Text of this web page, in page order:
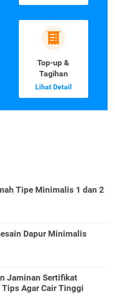
Top-up &
Tagihan
Lihat Detail
Tipe Minimalis 1 dan 2
Dapur Minimalis
Jaminan Sertifikat
Tips Agar Cair Tinggi